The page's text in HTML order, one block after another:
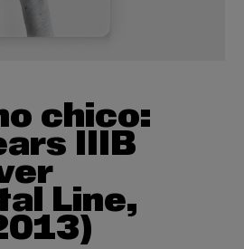
chico:
IIIB
Line,